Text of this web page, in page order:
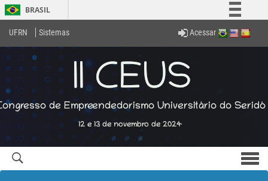
BRASIL
Simplifique!
Comunica BR
Participe
Acesso à informação
Legislação
Canais
UFRN Sistemas Acessar